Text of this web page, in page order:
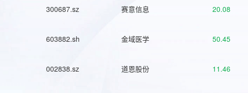
300687.sz 赛意信息 20.08
603882.sh 金域医学 50.45
002838.sz 道恩股份 11.46